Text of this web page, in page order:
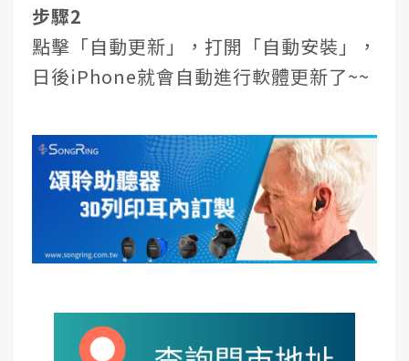
步驟2
點擊「自動更新」，打開「自動安裝」，
日後iPhone就會自動進行軟體更新了~~